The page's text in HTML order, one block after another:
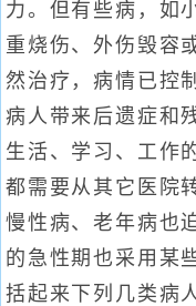
力。但有些病，如
重烧伤、外伤毁容
然治疗，病情已控
病人带来后遗症和
生活、学习、工作
都需要从其它医院
慢性病、老年病也
的急性期也采用某
括起来下列几类病